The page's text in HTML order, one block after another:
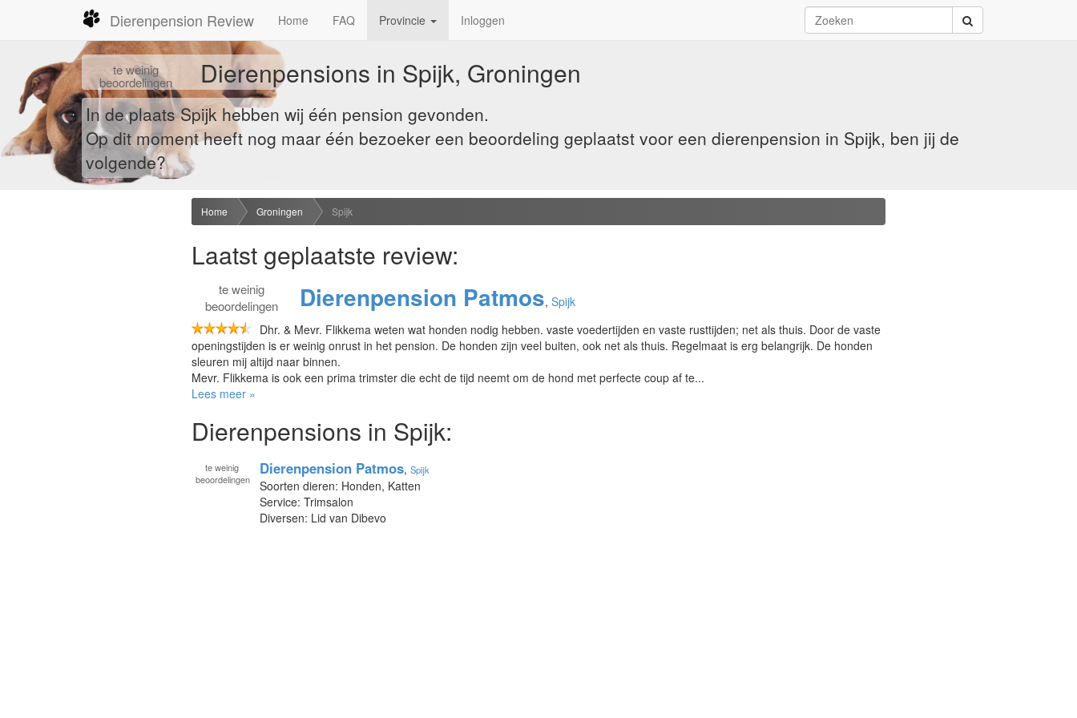
Dierenpension Review Home FAQ Provincie Inloggen
teweinig
beoordelingen Dierenpensions in Spijk, Groningen
In de plaats Spijk hebben wij één pension gevonden.
Op dit moment heeft nog maar één bezoeker een beoordeling geplaatst voor een dierenpension in Spijk, ben jij de
volgende?
Home Groningen Spijk
Laatst geplaatste review:
teweinig
beoordelingen
Dierenpension Patmos, Spijk
Dhr. & Mevr. Flikkema weten wat honden nodig hebben. vaste voedertijden en vaste rusttijden; net als thuis. Door de vaste
openingstijden is er weinig onrust in het pension. De honden zijn veel buiten, ook net als thuis. Regelmaat is erg belangrijk. De honden
sleuren mij altijd naar binnen.
Mevr. Flikkema is ook een prima trimster die echt de tijd neemt om de hond met perfecte coup af te...
Lees meer »
Dierenpensions in Spijk:
te weinig
beoordelingen
Dierenpension Patmos, Spijk
Soorten dieren: Honden, Katten
Service: Trimsalon
Diversen: Lid van Dibevo